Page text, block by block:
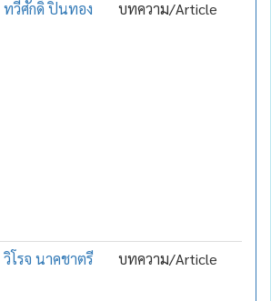
ทวีศักดิ์ ปิ่นทอง บทความ/Article
วิโรจ นาคชาตรี บทความ/Article